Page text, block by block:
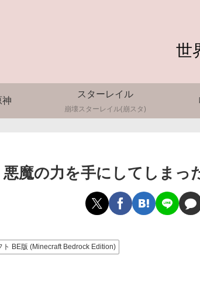
世
神
スターレイル
崩壊スターレイル(崩スタ)
悪魔の力を手にしてしま
ト BE版 (Minecraft Bedrock Edition)